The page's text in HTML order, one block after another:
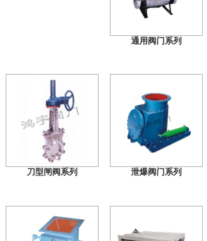
通用阀门系列
刀型闸阀系列 泄爆阀门系列